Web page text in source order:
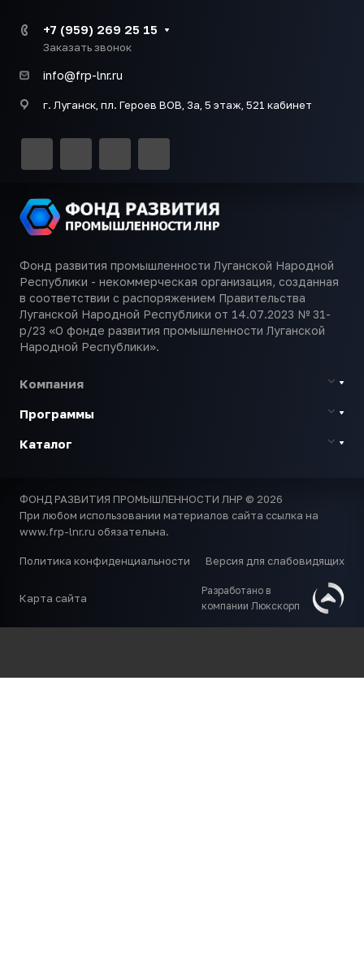
+7 (959) 269 25 15
Заказать звонок
info@frp-lnr.ru
г. Луганск, пл. Героев ВОВ, 3а, 5 этаж, 521 кабинет
Фонд развития промышленности Луганской Народной
Республики - некоммерческая организация, созданная
в соответствии с распоряжением Правительства
Луганской Народной Республики от 14.07.2023 № 31-
р/23 «О фонде развития промышленности Луганской
Народной Республики».
Компания
Программы
Каталог
ФОНД РАЗВИТИЯ ПРОМЫШЛЕННОСТИ ЛНР © 2026
При любом использовании материалов сайта ссылка на
www.frp-lnr.ru обязательна.
Политика конфиденциальности Версия для слабовидящих
Карта сайта
Разработано в
компании Люкскорп